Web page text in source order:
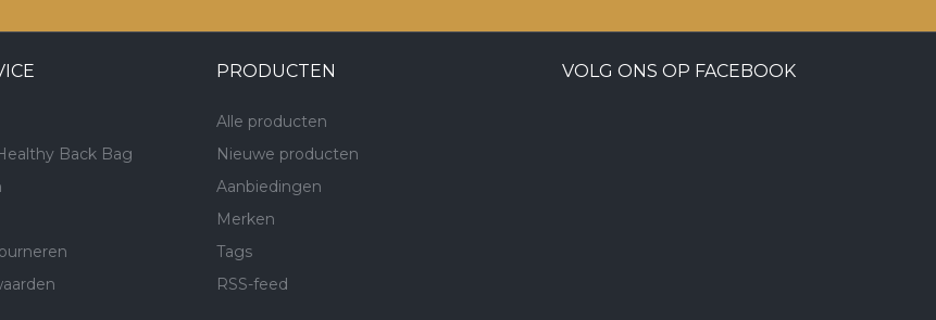
Back Bag
PRODUCTEN
Alle producten
Nieuwe producten
Aanbiedingen
Merken
Tags
RSS-feed
VOLG ONS OP FACEBOOK